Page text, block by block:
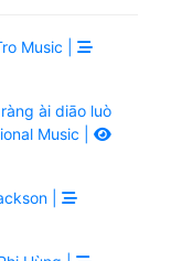
Music |
ài diāo luò
Music |
|